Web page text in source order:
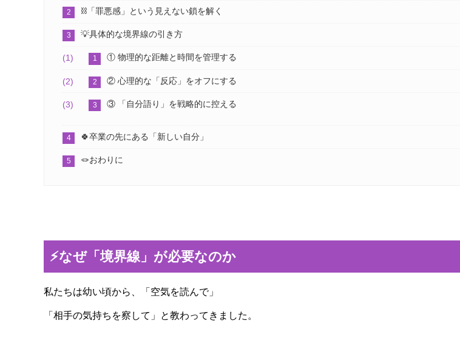
⛓️「罪悪感」という見えない鎖を解く
💡具体的な境界線の引き方
① 物理的な距離と時間を管理する
② 心理的な「反応」をオフにする
③ 「自分語り」を戦略的に控える
🍀卒業の先にある「新しい自分」
🪢おわりに
⚡️なぜ「境界線」が必要なのか
私たちは幼い頃から、「空気を読んで」
「相手の気持ちを察して」と教わってきました。